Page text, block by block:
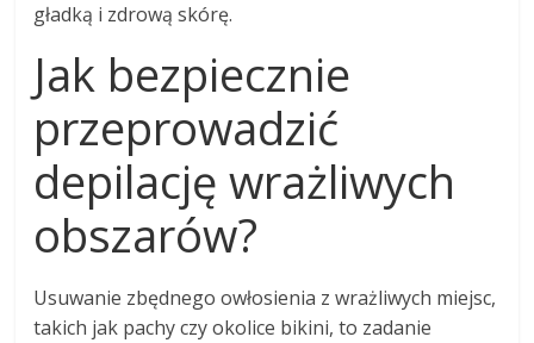
gładką i zdrową skórę.
Jak bezpiecznie
przeprowadzić
depilację wrażliwych
obszarów?
Usuwanie zbędnego owłosienia z wrażliwych miejsc,
takich jak pachy czy okolice bikini, to zadanie